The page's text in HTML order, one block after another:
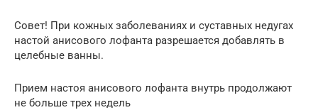
Совет! При кожных заболеваниях и суставных недугах
настой анисового лофанта разрешается добавлять в
целебные ванны.
Прием настоя анисового лофанта внутрь продолжают
не больше трех недель